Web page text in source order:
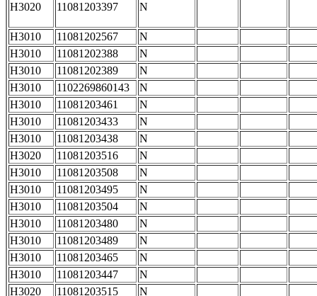
H3020 11081203397 N
H3010 11081202567
N
H3010
11081202388
N
H3010
11081202389
N
H3010
1102269860143
N
H3010
11081203461
N
H3010
11081203433
N
H3010
11081203438
N
H3020
11081203516
N
H3010
11081203508
N
H3010
11081203495
N
H3010
11081203504
N
H3010
11081203480
N
H3010
11081203489
N
H3010
11081203465
N
H3010
11081203447
N
H3020
11081203515
N